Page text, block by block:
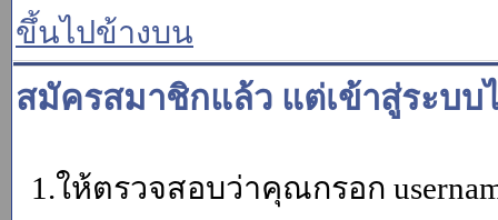
ขึ้นไปข้างบน
สมัครสมาชิกแล้ว แต่เข้าสู่ระบบ
1.ให้ตรวจสอบว่าคุณกรอก